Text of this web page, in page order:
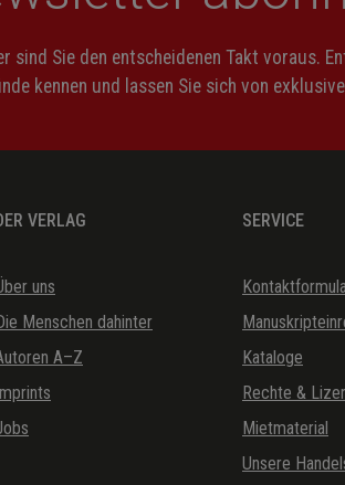
sind Sie den entscheidenen Takt voraus.
kennen und lassen Sie sich von
VERLAG
uns
Menschen dahinter
A–Z
SERVICE
Kataloge
Rechte &
Mietmaterial
Unsere